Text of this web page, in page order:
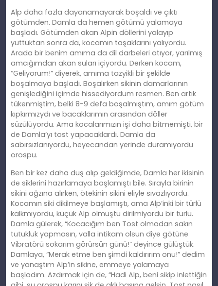
Alp daha fazla dayanamayarak boşaldı ve çıktı
götümden. Damla da hemen götümü yalamaya
başladı. Götümden akan Alpin döllerini yalayıp
yuttuktan sonra da, kocamın taşaklarını yalıyordu.
Arada bir benim amıma da dil darbeleri atıyor, yarılmış
amcığımdan akan suları içiyordu. Derken kocam,
“Geliyorum!” diyerek, amıma tazyikli bir şekilde
boşalmaya başladı. Boşalırken sikinin damarlarının
genişlediğini içimde hissediyordum resmen. Ben artık
tükenmiştim, belki 8-9 defa boşalmıştım, amım götüm
kıpkırmızydı ve bacaklarımın arasından döller
süzülüyordu. Ama kocalarımızın işi daha bitmemişti, bir
de Damla’yı tost yapacaklardı. Damla da
sabırsızlanıyordu, heyecandan yerinde duramıyordu
orospu.
Ben bir kez daha duş alıp geldiğimde, Damla her ikisinin
de siklerini hazırlamaya başlamıştı bile. Sırayla birinin
sikini ağzına alırken, ötekinin sikini eliyle sıvazlıyordu.
Kocamın siki dikilmeye başlamıştı, ama Alp’inki bir türlü
kalkmıyordu, küçük Alp ölmüştü dirilmiyordu bir türlü.
Damla gülerek, “Kocacığım ben Tost olmadan sakın
tutukluk yapmasın, valla intikam olsun diye götüne
Vibratörü sokarım görürsün günü!” deyince gülüştük.
Damlaya, “Merak etme ben şimdi kaldırırım onu!” dedim
ve yanaştım Alp’in sikine, emmeye yalamaya
başladım. Azdırmak için de, “Hadi Alp, beni sikip inlettiğin